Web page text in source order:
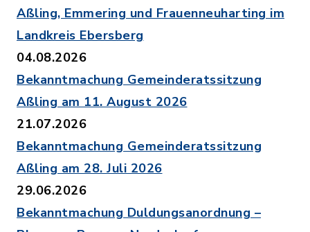
Aßling, Emmering und Frauenneuharting im
Landkreis Ebersberg
04.08.2026
Bekanntmachung Gemeinderatssitzung
Aßling am 11. August 2026
21.07.2026
Bekanntmachung Gemeinderatssitzung
Aßling am 28. Juli 2026
29.06.2026
Bekanntmachung Duldungsanordnung –